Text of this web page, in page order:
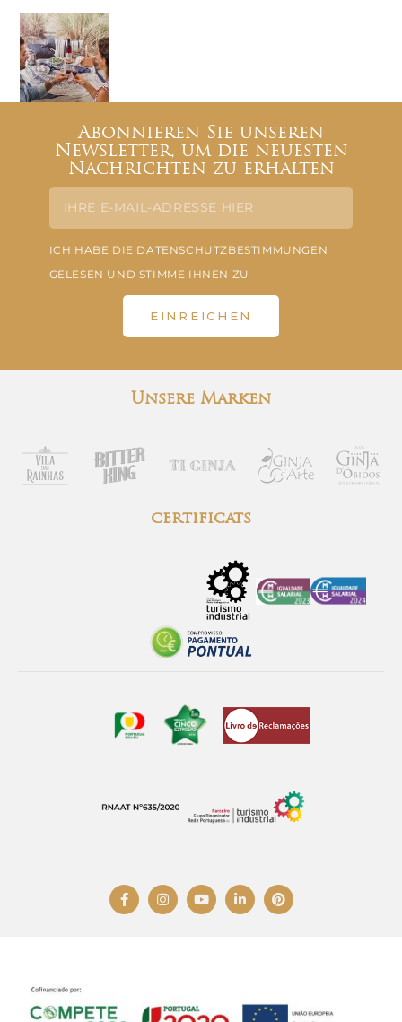
Abonnieren Sie unseren
Newsletter, um die neuesten
Nachrichten zu erhalten
ICH HABE DIE DATENSCHUTZBESTIMMUNGEN
GELESEN UND STIMME IHNEN ZU
EINREICHEN
Unsere Marken
certificats